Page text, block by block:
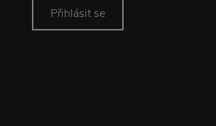
Přihlásit se